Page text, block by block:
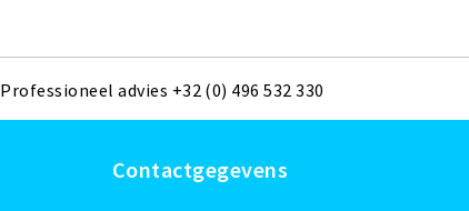
Professioneel advies +32 (0) 496 532 330
Contactgegevens